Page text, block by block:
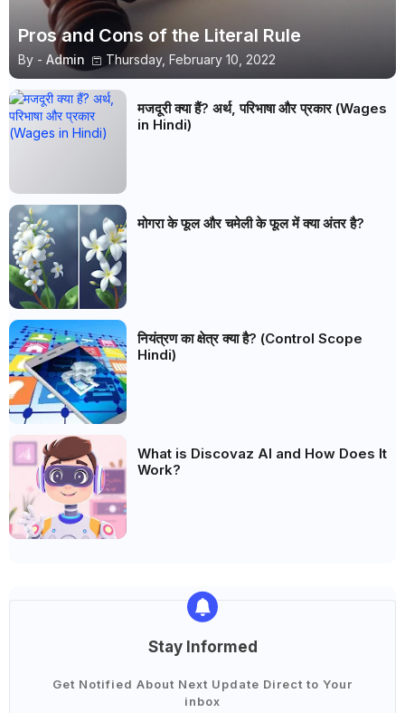
Pros and Cons of the Literal Rule
By - Admin Thursday, February 10, 2022
मजदूरी क्या हैं? अर्थ, परिभाषा और प्रकार (Wages
in Hindi)
मोगरा के फूल और चमेली के फूल में क्या अंतर है?
नियंत्रण का क्षेत्र क्या है? (Control Scope
Hindi)
What is Discovaz AI and How Does It
Work?
Stay Informed
Get Notified About Next Update Direct to Your
inbox